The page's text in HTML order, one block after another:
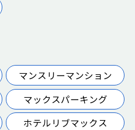
マンスリーマンション
マックスパーキング
ホテルリブマックス